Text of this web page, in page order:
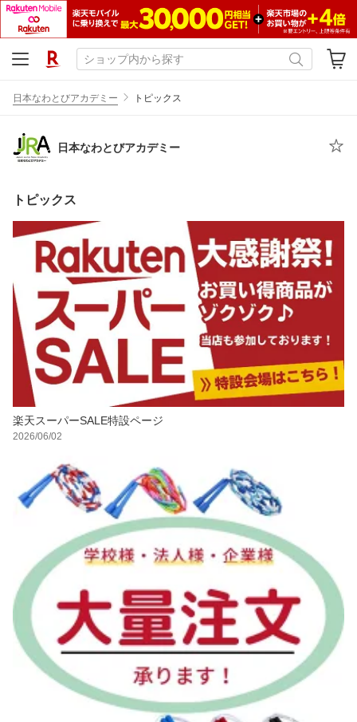
日本なわとびアカデミー トピックス
日本なわとびアカデミー
トピックス
楽天スーパーSALE特設ページ
2026/06/02